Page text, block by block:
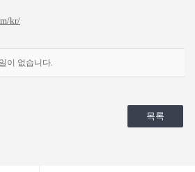
kr/
이 없습니다.
목록